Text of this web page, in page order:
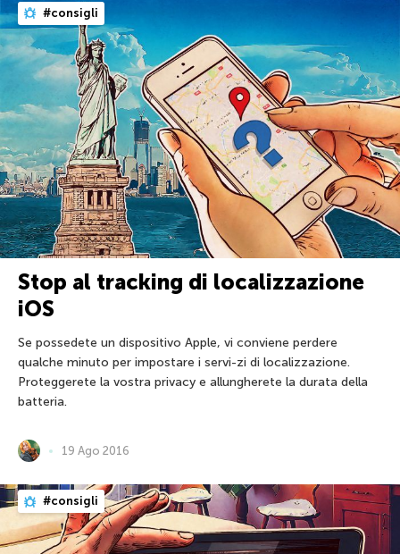
#consigli
Stop al tracking di localizzazione
iOS
Se possedete un dispositivo Apple, vi conviene perdere
qualche minuto per impostare i servi-zi di localizzazione.
Proteggerete la vostra privacy e allungherete la durata della
batteria.
19 Ago 2016
#consigli